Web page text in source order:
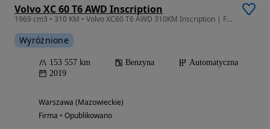
Volvo XC 60 T6 AWD Inscription
1969 cm3 • 310 KM • Volvo XC60 T6 AWD 310KM Inscription | FULL OPCJA | Nappa | Panorama
Wyróżnione
153 557 km Benzyna
Automatyczna
2019
Warszawa (Mazowieckie)
Firma • Opublikowano